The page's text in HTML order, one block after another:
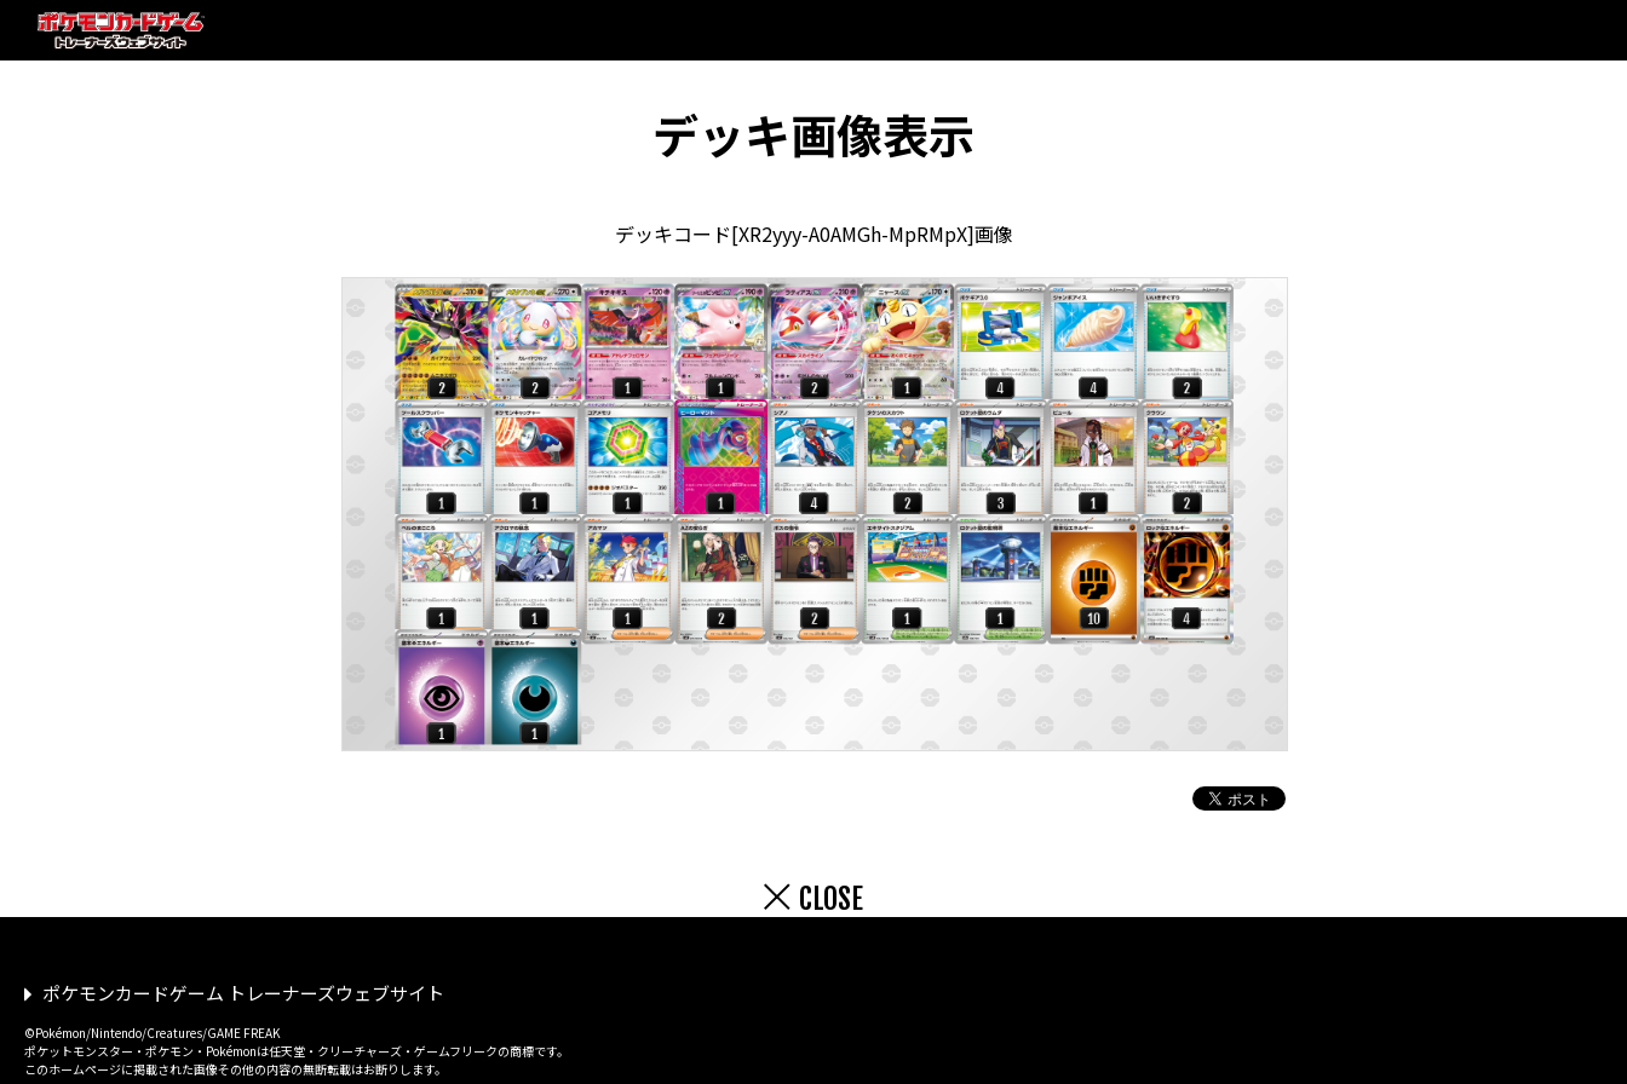
デッキ画像表示
デッキコード[XR2yyy-A0AMGh-MpRMpX]画像
CLOSE
ポケモンカードゲーム トレーナーズウェブサイト
©Pokémon/Nintendo/Creatures/GAME FREAK
ポケットモンスター・ポケモン・Pokémonは任天堂・クリーチャーズ・ゲームフリークの商標です。
このホームページに掲載された画像その他の内容の無断転載はお断りします。